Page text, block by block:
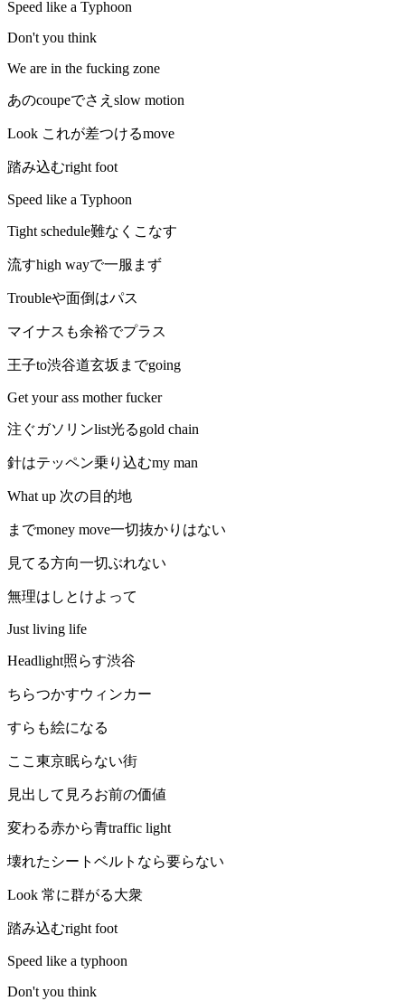
Speed like a Typhoon
Don't you think
We are in the fucking zone
あのcoupeでさえslow motion
Look これが差つけるmove
踏み込むright foot
Speed like a Typhoon
Tight schedule難なくこなす
流すhigh wayで一服まず
Troubleや面倒はパス
マイナスも余裕でプラス
王子to渋谷道玄坂までgoing
Get your ass mother fucker
注ぐガソリンlist光るgold chain
針はテッペン乗り込むmy man
What up 次の目的地
までmoney move一切抜かりはない
見てる方向一切ぶれない
無理はしとけよって
Just living life
Headlight照らす渋谷
ちらつかすウィンカー
すらも絵になる
ここ東京眠らない街
見出して見ろお前の価値
変わる赤から青traffic light
壊れたシートベルトなら要らない
Look 常に群がる大衆
踏み込むright foot
Speed like a typhoon
Don't you think